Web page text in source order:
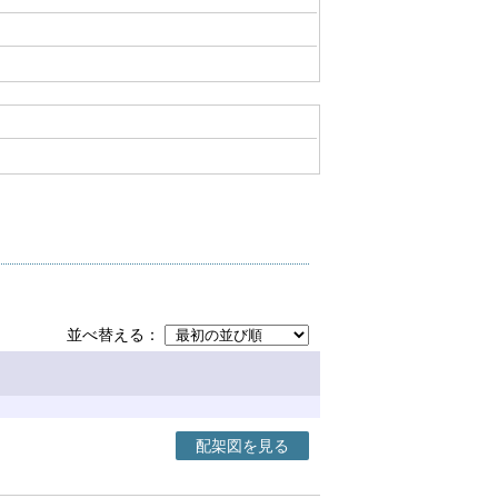
並べ替える
配架図を見る